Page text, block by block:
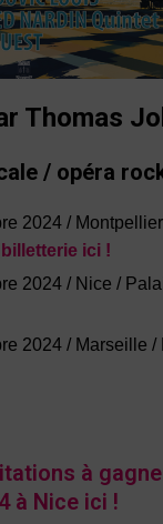
Thomas
/ opéra
2024 /
ici !
2024 / Nice /
2024 / Marseille /
à
à Nice ici !